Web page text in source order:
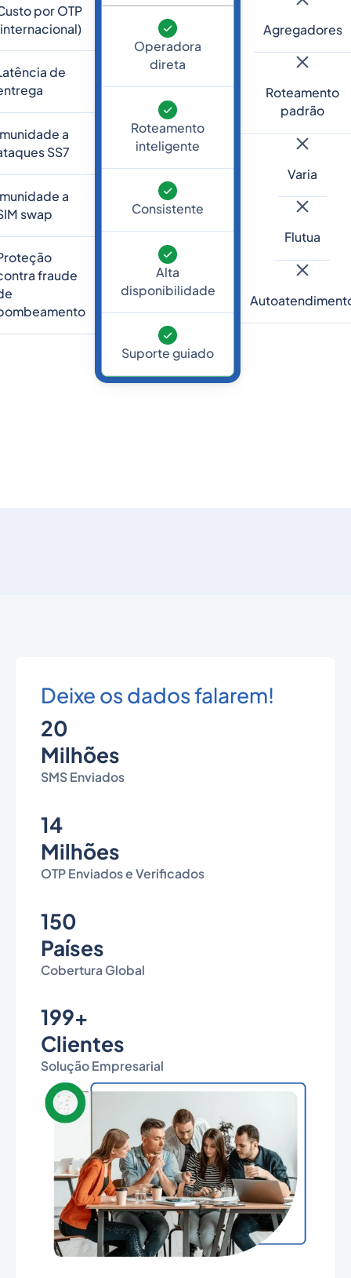
por OTP
de
a
SS7
a
swap
fraude
Operadora
direta
Roteamento
inteligente
Consistente
Alta
disponibilidade
Suporte guiado
Agregadores
Roteamento
padrão
Varia
Flutua
Deixe os dados falarem!
20
Milhões
SMS Enviados
14
Milhões
OTP Enviados e Verificados
150
Países
Cobertura Global
199+
Clientes
Solução Empresarial